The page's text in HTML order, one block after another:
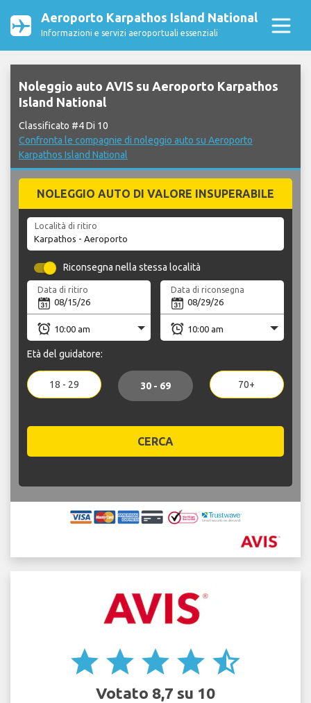
Aeroporto Karpathos Island National
Informazioni e servizi aeroportuali essenziali
Noleggio auto AVIS su Aeroporto Karpathos
Island National
Classificato #4 Di 10
Confronta le compagnie di noleggio auto su Aeroporto
Karpathos Island National
NOLEGGIO AUTO DI VALORE INSUPERABILE
Località di ritiro
Riconsegna nella stessa località
Data di ritiro Data di riconsegna
Età del guidatore:
18 - 29 30 - 69 70+
CERCA
star star star star star_half
Votato 8,7 su 10